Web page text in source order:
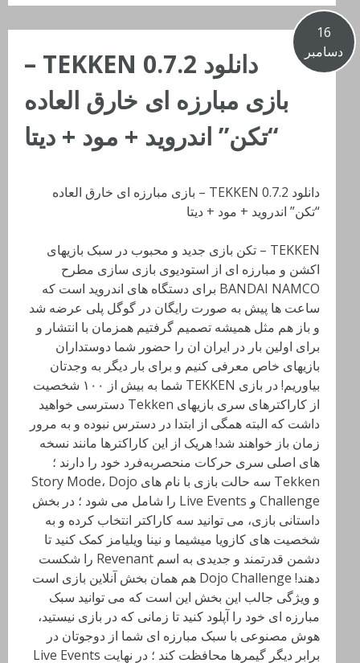
16
دسامبر
دانلود TEKKEN 0.7.2 –
بازی مبارزه ای خارق العاده
“تکن” اندروید + مود + دیتا
دانلود TEKKEN 0.7.2 – بازی مبارزه ای خارق العاده
“تکن” اندروید + مود + دیتا
TEKKEN – تکن بازی جدید و محبوب در سبک بازیهای
اکشن و مبارزه ای از استودیوی بازی سازی مطرح
BANDAI NAMCO برای دستگاه های اندروید است که
ساعت ها پیش به صورت رایگان در گوگل پلی عرضه شد
و باز هم مثل همیشه تصمیم گرفتیم همزمان با انتشار و
برای اولین بار در ایران ان را حضور شما دوستداران
بازیهای خاص معرفی کنیم و برای بار دیگر به وجدتان
بیاوریم! در بازی TEKKEN شما به بیش از ۱۰۰ شخصیت
از کاراکتر‌های سری بازیهای Tekken دسترسی خواهید
داشت که البته همگی از ابتدا در دسترس نبوده و به مرور
زمان باز خواهند شد! هریک از این کاراکتر‌ها مانند نسخه
های اصلی سری حرکات منحصر‌به‌فرد خود را دارند ؛
Tekken سه حالت بازی با نام های Story Mode، Dojo
Challenge و Live Events را شامل می شود ؛ در بخش
داستانی بازی، می توانید سه کاراکتر انتخاب کرده و به
شخصیت های کازویا میشیما و نینا ویلیامز کمک کنید تا
دشمن قدرتمند و جدیدی به اسم Revenant را شکست
دهند! Dojo Challenge هم همان بخش آنلاین بازی است
و ویژگی جالب این بخش این است که می توانید سبک
مبارزه ای خود را آپلود کنید تا زمانی که در بازی نیستید،
هوش مصنوعی با سبک مبارزه ای شما از دوجو‌تان در
برابر دیگر گیمر‌ها محافظت کند ؛ در نهایت Live Events